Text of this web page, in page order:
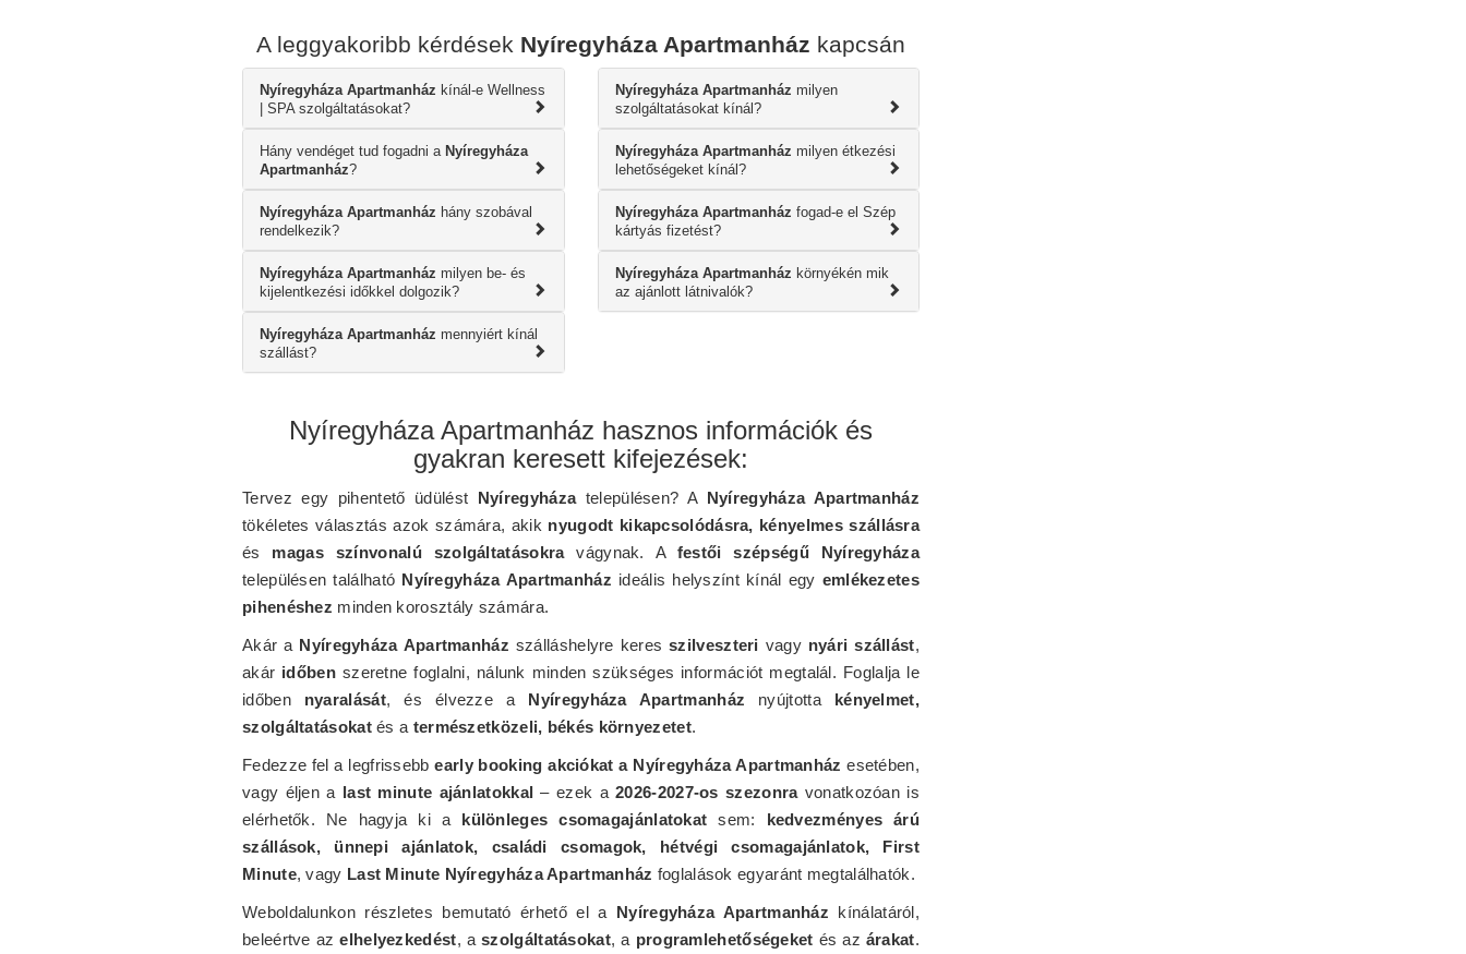
A leggyakoribb kérdések Nyíregyháza Apartmanház kapcsán
Nyíregyháza Apartmanház kínál-e Wellness
| SPA szolgáltatásokat?
Hány vendéget tud fogadni a Nyíregyháza
Apartmanház?
Nyíregyháza Apartmanház hány szobával
rendelkezik?
Nyíregyháza Apartmanház milyen be- és
kijelentkezési időkkel dolgozik?
Nyíregyháza Apartmanház mennyiért kínál
szállást?
Nyíregyháza Apartmanház milyen
szolgáltatásokat kínál?
Nyíregyháza Apartmanház milyen étkezési
lehetőségeket kínál?
Nyíregyháza Apartmanház fogad-e el Szép
kártyás fizetést?
Nyíregyháza Apartmanház környékén mik
az ajánlott látnivalók?
Nyíregyháza Apartmanház hasznos információk és
gyakran keresett kifejezések:
Tervez egy pihentető üdülést Nyíregyházatelepülésen? A Nyíregyháza Apartmanház
tökéletes választás azok számára, akik nyugodt kikapcsolódásra, kényelmes szállásra
és magas színvonalú szolgáltatásokravágynak. A festői szépségű Nyíregyháza
településen található Nyíregyháza Apartmanház ideális helyszínt kínál egy emlékezetes
pihenéshez minden korosztály számára.
Akár a Nyíregyháza Apartmanház szálláshelyre keresszilveszteri vagy nyári szállást,
akár időbenszeretne foglalni, nálunk minden szükséges információt megtalál. Foglalja le
időben nyaralását, és élvezze a Nyíregyháza Apartmanház nyújtotta kényelmet,
szolgáltatásokatés a természetközeli, békés környezetet.
Fedezze fel a legfrissebbearly booking akciókat a Nyíregyháza Apartmanház esetében,
vagy éljen a last minute ajánlatokkal – ezek a2026-2027-os szezonravonatkozóan is
elérhetők. Ne hagyja ki a különleges csomagajánlatokat sem: kedvezményes árú
szállások, ünnepi ajánlatok, családi csomagok, hétvégi csomagajánlatok, First
Minute, vagy Last Minute Nyíregyháza Apartmanház foglalások egyaránt megtalálhatók.
Weboldalunkon részletes bemutató érhető el a Nyíregyháza Apartmanház kínálatáról,
beleértve azelhelyezkedést, aszolgáltatásokat, a programlehetőségeket és az árakat.